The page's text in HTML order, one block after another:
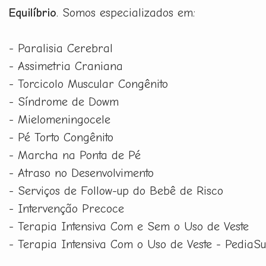
Equilíbrio. Somos especializados em:
- Paralisia Cerebral
- Assimetria Craniana
- Torcicolo Muscular Congênito
- Síndrome de Dowm
- Mielomeningocele
- Pé Torto Congênito
- Marcha na Ponta de Pé
- Atraso no Desenvolvimento
- Serviços de Follow-up do Bebê de Risco
- Intervenção Precoce
- Terapia Intensiva Com e Sem o Uso de Veste
- Terapia Intensiva Com o Uso de Veste -